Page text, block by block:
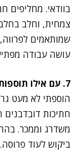
בוודאי.
צמחית, וחלב
שמותאמים
עושה עבודה
7. עם אילו תוספות אפשר לגוון במרקם ובטעמים?
הוספתי לא מעט
חתיכות דובדבנים
משדרג וממכר.
ביקוש לעוד פרוסה.